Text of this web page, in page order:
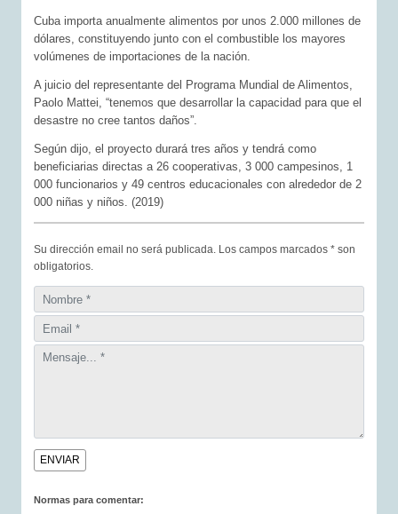
Cuba importa anualmente alimentos por unos 2.000 millones de
dólares, constituyendo junto con el combustible los mayores
volúmenes de importaciones de la nación.
A juicio del representante del Programa Mundial de Alimentos,
Paolo Mattei, “tenemos que desarrollar la capacidad para que el
desastre no cree tantos daños”.
Según dijo, el proyecto durará tres años y tendrá como
beneficiarias directas a 26 cooperativas, 3 000 campesinos, 1
000 funcionarios y 49 centros educacionales con alrededor de 2
000 niñas y niños. (2019)
Su dirección email no será publicada. Los campos marcados * son
obligatorios.
Normas para comentar: